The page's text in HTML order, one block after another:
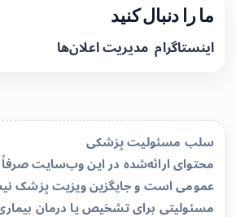
ما را دنبال کنید
اینستاگرام مدیریت اعلان‌ها
سلب مسئولیت پزشکی
محتوای ارائه‌شده در این وب‌سایت
عمومی است و جایگزین ویزیت پزشک
مسئولیتی برای تشخیص یا درمان